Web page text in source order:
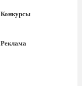
Конкурсы
Реклама